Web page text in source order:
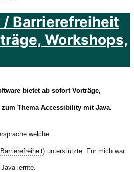
Barrierefreiheit
Workshops,
bietet ab sofort Vorträge,
Thema Accessibility mit Java.
welche
Barrierefreiheit) unterstützte. Für mich war
lernte.